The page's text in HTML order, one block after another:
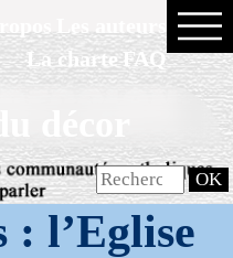
La charte FAQ
décor
: l’Eglise